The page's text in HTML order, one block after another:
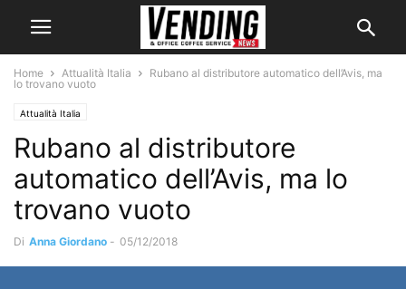
Home Attualità Italia
Rubano al distributore automatico dell’Avis, ma
lo trovano vuoto
Attualità Italia
Rubano al distributore
automatico dell’Avis, ma lo
trovano vuoto
Di Anna Giordano - 05/12/2018